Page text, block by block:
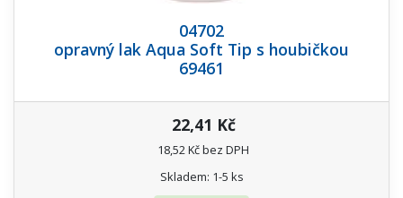
04702
opravný lak Aqua Soft Tip s houbičkou
69461
22,41 Kč
18,52 Kč bez DPH
Skladem: 1-5 ks